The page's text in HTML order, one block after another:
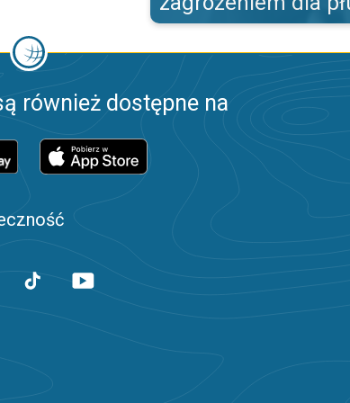
również dostępne na